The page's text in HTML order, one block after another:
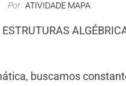
Por ATIVIDADE MAPA
buscamos